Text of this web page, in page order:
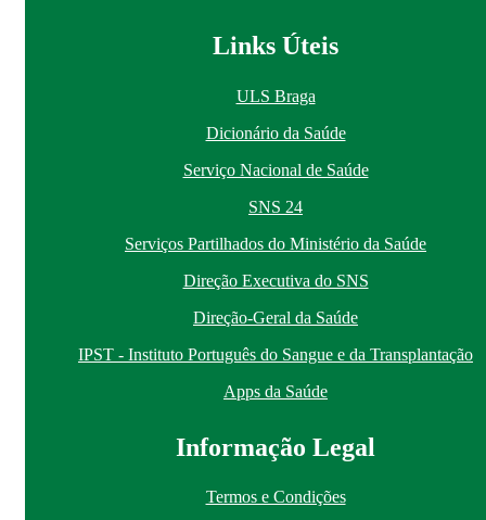
Links Úteis
ULS Braga
Dicionário da Saúde
Serviço Nacional de Saúde
SNS 24
Serviços Partilhados do Ministério da Saúde
Direção Executiva do SNS
Direção-Geral da Saúde
IPST - Instituto Português do Sangue e da Transplantação
Apps da Saúde
Informação Legal
Termos e Condições